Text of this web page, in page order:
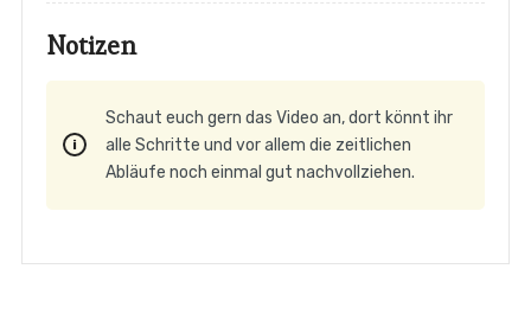
Notizen
Schaut euch gern das Video an, dort könnt ihr
alle Schritte und vor allem die zeitlichen
Abläufe noch einmal gut nachvollziehen.